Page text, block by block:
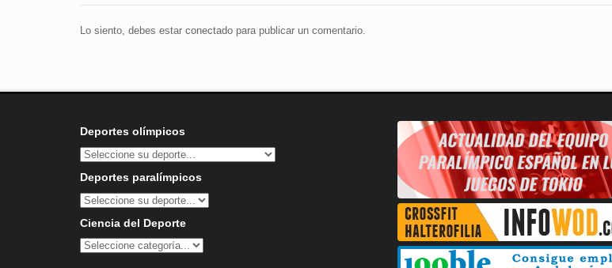
Lo siento, debes estar conectadopara publicar un comentario.
Deportes olímpicos
Deportes paralímpicos
Ciencia del Deporte